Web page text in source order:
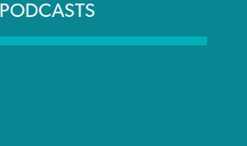
PODCASTS